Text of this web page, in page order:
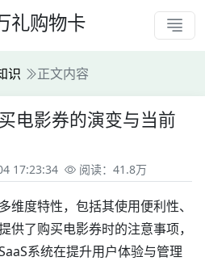
礼购物卡
识 正文内容
电影券的演变与当前
17:23:34 阅读：41.8万
维度特性，包括其使用便利性、
供了购买电影券时的注意事项，
系统在提升用户体验与管理